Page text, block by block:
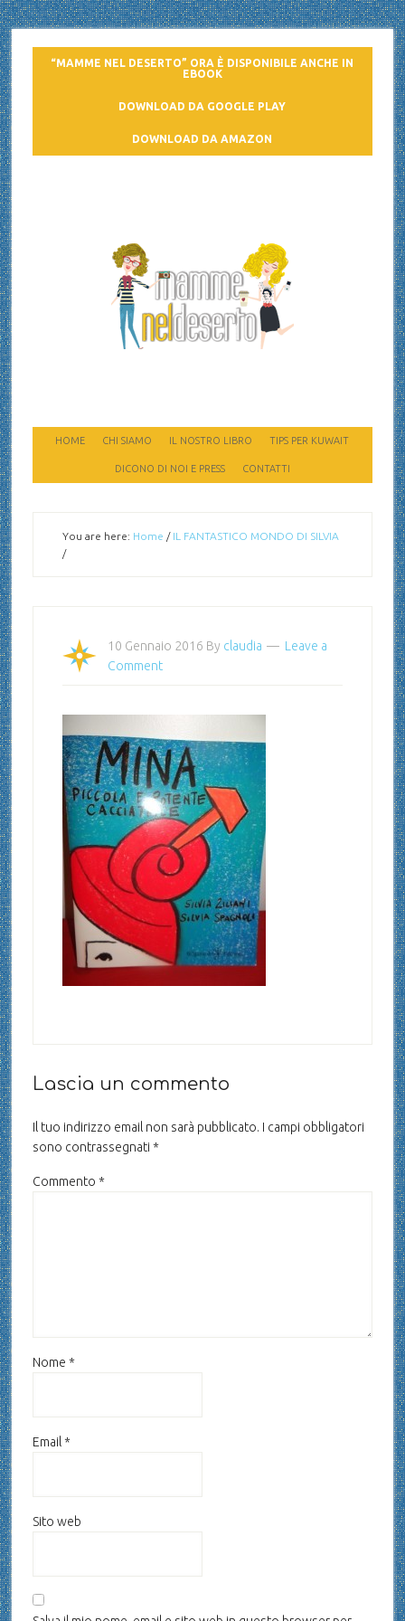
“MAMME NEL DESERTO” ORA È DISPONIBILE ANCHE IN
EBOOK
DOWNLOAD DA GOOGLE PLAY
DOWNLOAD DA AMAZON
HOME CHI SIAMO IL NOSTRO LIBRO TIPS PER KUWAIT
DICONO DI NOI E PRESS CONTATTI
You are here: Home / IL FANTASTICO MONDO DI SILVIA
/
10 Gennaio 2016 By claudia
Leave a
Comment
Lascia un commento
Il tuo indirizzo email non sarà pubblicato. I campi obbligatori
sono contrassegnati *
Commento *
Nome *
Email *
Sito web